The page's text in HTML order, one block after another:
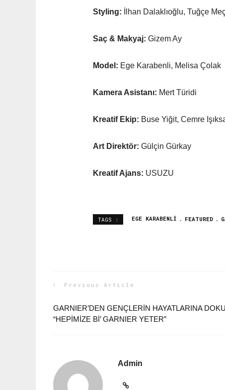
Styling: İlhan Dalaklıoğlu, Tuğçe
Saç & Makyaj: Gizem Ay
Model: Ege Karabenli, Melisa Çolak
Kamera Asistanı: Mert Türidi
Kreatif Ekip: Buse Yiğit, Cemre
Art Direktör: Gülçin Gürkay
Kreatif Ajans: USUZU
TAGS : EGE KARABENLI FEATURED
Previous Article
GARNIER’DEN GENÇLERİN HAYATLARINA
“HEPİMİZE Bİ’ GARNIER YETER”
Admin